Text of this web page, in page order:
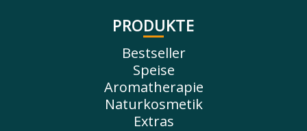
PRODUKTE
Bestseller
Speise
Aromatherapie
Naturkosmetik
Extras